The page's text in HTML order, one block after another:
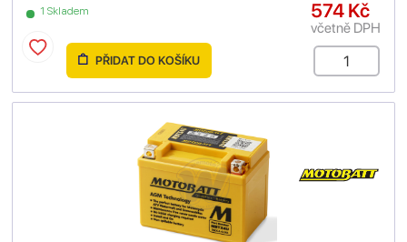
1 Skladem 574 Kč
včetně DPH
PŘIDAT DO KOŠÍKU